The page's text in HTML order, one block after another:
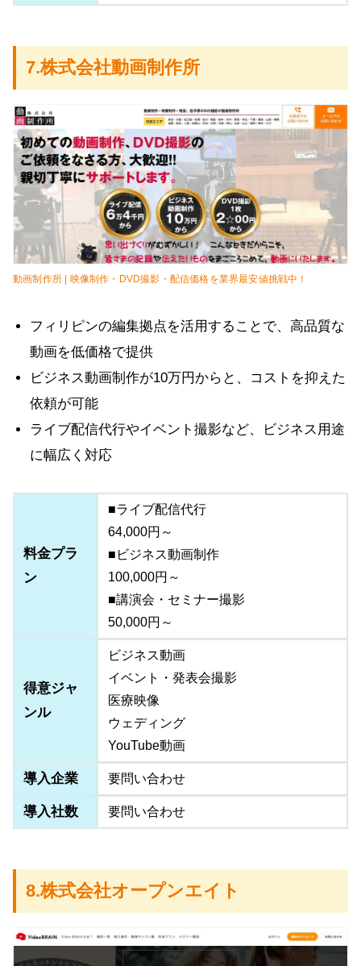
7.株式会社動画制作所
動画制作所 | 映像制作・DVD撮影・配信価格を業界最安値挑戦中！
フィリピンの編集拠点を活用することで、高品質な
動画を低価格で提供
ビジネス動画制作が10万円からと、コストを抑えた
依頼が可能
ライブ配信代行やイベント撮影など、ビジネス用途
に幅広く対応
料金プラ
ン
■ライブ配信代行
64,000円～
■ビジネス動画制作
100,000円～
■講演会・セミナー撮影
50,000円～
得意ジャ
ンル
ビジネス動画
イベント・発表会撮影
医療映像
ウェディング
YouTube動画
導入企業 要問い合わせ
導入社数 要問い合わせ
8.株式会社オープンエイト